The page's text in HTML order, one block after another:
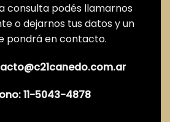
consulta podés llamarnos
o dejarnos tus datos y un
pondrá en contacto.
11-5043-4878